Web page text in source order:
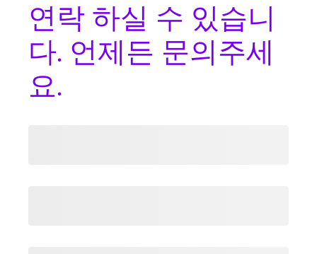
연락 하실 수 있습니
다. 언제든 문의주세
요.